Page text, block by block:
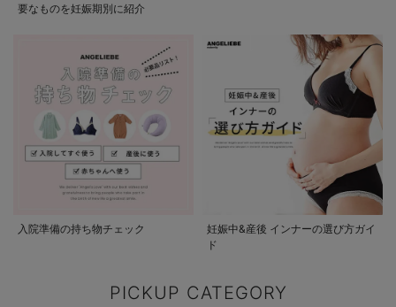
要なものを妊娠期別に紹介
入院準備の持ち物チェック
妊娠中&産後 インナーの選び方ガイ
ド
PICKUP CATEGORY